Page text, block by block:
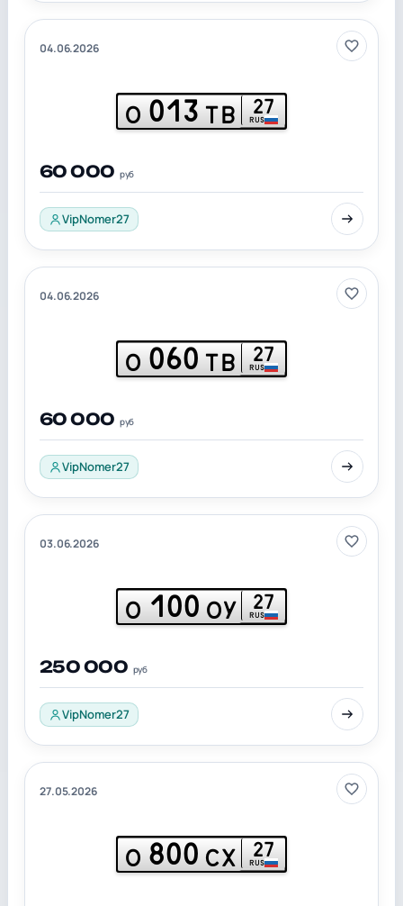
04.06.2026
О 013ТВ 27
RUS
60 000 руб
VipNomer27
04.06.2026
О 060ТВ 27
RUS
60 000 руб
VipNomer27
03.06.2026
О 100 ОУ 27
RUS
250 000 руб
VipNomer27
27.05.2026
О 800 СХ 27
RUS